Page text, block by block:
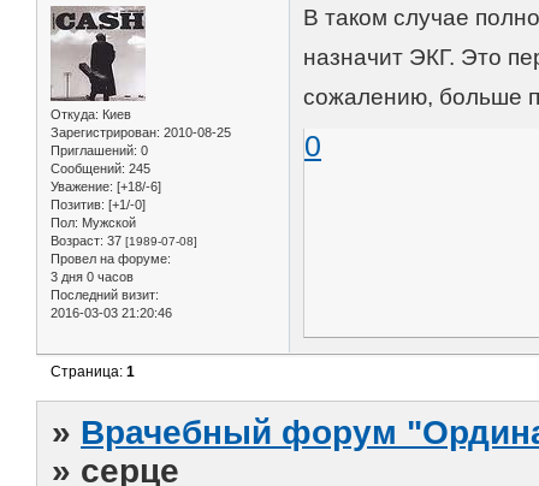
Откуда: Киев
Зарегистрирован: 2010-08-25
Приглашений: 0
Сообщений: 245
Уважение: [+18/-6]
Позитив: [+1/-0]
Пол: Мужской
Возраст: 37 [1989-07-08]
Провел на форуме:
3 дня 0 часов
Последний визит:
2016-03-03 21:20:46
В таком случае
назначит ЭКГ. Это
сожалению, больше
0
Страница:1
» Врачебный форум
» серце